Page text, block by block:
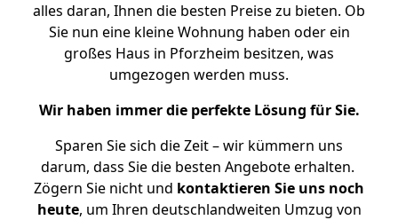
alles daran, Ihnen die besten Preise zu bieten. Ob
Sie nun eine kleine Wohnung haben oder ein
großes Haus in Pforzheim besitzen, was
umgezogen werden muss.
Wir haben immer die perfekte Lösung für Sie.
Sparen Sie sich die Zeit – wir kümmern uns
darum, dass Sie die besten Angebote erhalten.
Zögern Sie nicht und kontaktieren Sie uns noch
heute, um Ihren deutschlandweiten Umzug von